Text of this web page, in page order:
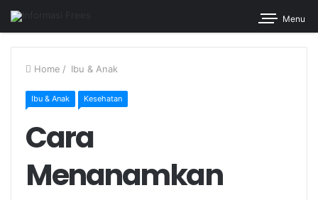
Menu
Home / Ibu & Anak
Ibu & Anak Kesehatan
Cara
Menanamkan